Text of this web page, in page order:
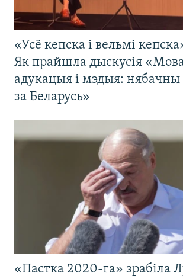
«Усё кепска і вельмі
Як прайшла дыскусія
адукацыя і мэдыя:
за Беларусь»
«Пастка 2020-га» зрабіла